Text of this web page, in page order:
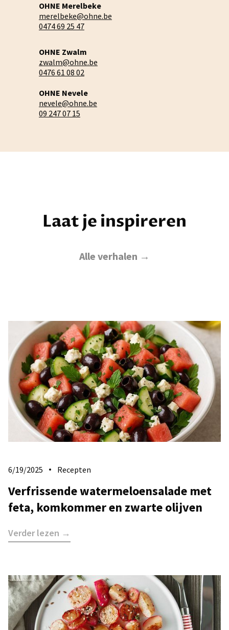
OHNE Merelbeke
merelbeke@ohne.be
0474 69 25 47
OHNE Zwalm
zwalm@ohne.be
0476 61 08 02
OHNE Nevele
nevele@ohne.be
09 247 07 15
Laat je inspireren
Alle verhalen →
6/19/2025 Recepten
Verfrissende watermeloensalade met
feta, komkommer en zwarte olijven
Verder lezen →